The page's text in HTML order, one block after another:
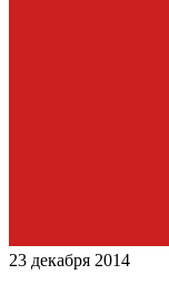
23 декабря 2014